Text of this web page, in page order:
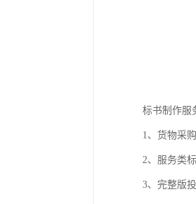
标书制作服
1、货物采
2、服务类
3、完整版